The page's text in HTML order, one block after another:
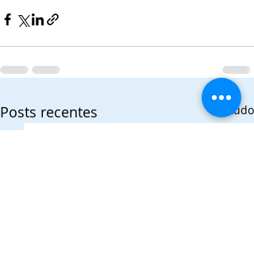
Posts recentes Ver tudo